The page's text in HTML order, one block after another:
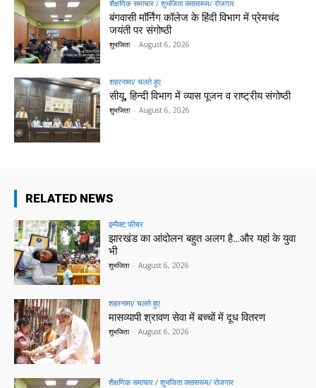
शैक्षणिक समाचार / शुभजिता क्सासरूम/ रोजगार
बंगवासी मॉर्निंग कॉलेज के हिंदी विभाग में प्रेमचंद
जयंती पर संगोष्ठी
शुभजिता - August 6, 2026
शहरनामा/ चलते हुए
सीयू, हिन्दी विभाग में व्यास पूजन व राष्ट्रीय संगोष्ठी
शुभजिता - August 6, 2026
RELATED NEWS
इम्पैक्ट फीचर
झारखंड का आंदोलन बहुत अलग है…और यहां के युवा
भी
शुभजिता - August 6, 2026
शहरनामा/ चलते हुए
मासव्यापी श्रावण सेवा में बच्चों में दूध वितरण
शुभजिता - August 6, 2026
शैक्षणिक समाचार / शुभजिता क्सासरूम/ रोजगार